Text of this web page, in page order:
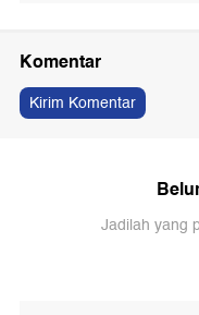
Komentar
Kirim Komentar
Jadilah yang